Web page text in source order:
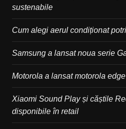
sustenabile
Cum alegi aerul condiționat
Samsung a lansat noua serie
Motorola a lansat motorola
Xiaomi Sound Play și căștile
disponibile în retail